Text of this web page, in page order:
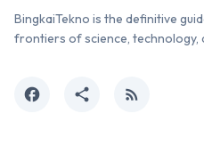
BingkaiTekno is the definitive
frontiers of science, technology,
facebook share rss_feed